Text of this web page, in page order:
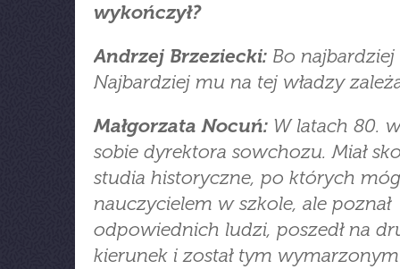
wykończył?
Andrzej Brzeziecki: Bo najbardziej
Najbardziej mu na tej władzy
Małgorzata Nocuń: W latach 80.
sobie dyrektora sowchozu. Miał
studia historyczne, po których
nauczycielem w szkole, ale poznał
odpowiednich ludzi, poszedł na
kierunek i został tym wymarzonym